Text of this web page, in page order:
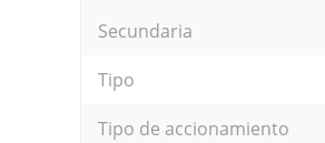
Secundaria
Tipo
Tipo de accionamiento